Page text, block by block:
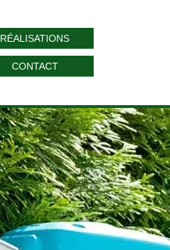
RÉALISATIONS
CONTACT